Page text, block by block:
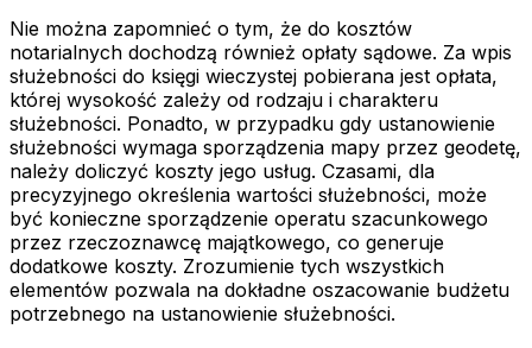
Nie można zapomnieć o tym, że do kosztów
notarialnych dochodzą również opłaty sądowe. Za wpis
służebności do księgi wieczystej pobierana jest opłata,
której wysokość zależy od rodzaju i charakteru
służebności. Ponadto, w przypadku gdy ustanowienie
służebności wymaga sporządzenia mapy przez geodetę,
należy doliczyć koszty jego usług. Czasami, dla
precyzyjnego określenia wartości służebności, może
być konieczne sporządzenie operatu szacunkowego
przez rzeczoznawcę majątkowego, co generuje
dodatkowe koszty. Zrozumienie tych wszystkich
elementów pozwala na dokładne oszacowanie budżetu
potrzebnego na ustanowienie służebności.